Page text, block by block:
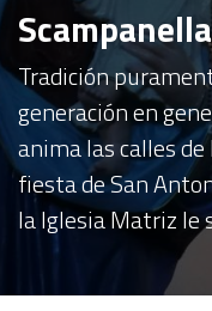
Tradición
generación en
anima las calles
fiesta de San
la Iglesia Matriz le